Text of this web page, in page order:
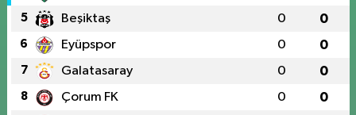
5 Beşiktaş 0 0
6 Eyüpspor 0 0
7 Galatasaray 0 0
8 Çorum FK 0 0